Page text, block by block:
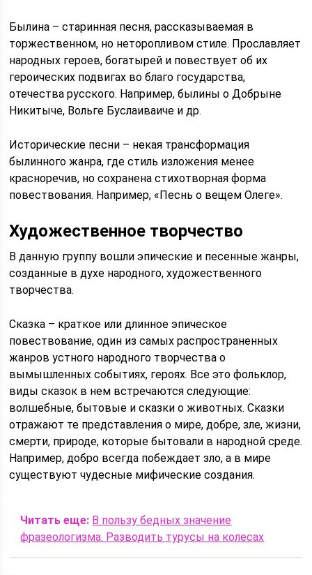
Былина – старинная песня, рассказываемая в
торжественном, но неторопливом стиле. Прославляет
народных героев, богатырей и повествует об их
героических подвигах во благо государства,
отечества русского. Например, былины о Добрыне
Никитыче, Вольге Буслаиваиче и др.
Исторические песни – некая трансформация
былинного жанра, где стиль изложения менее
красноречив, но сохранена стихотворная форма
повествования. Например, «Песнь о вещем Олеге».
Художественное творчество
В данную группу вошли эпические и песенные жанры,
созданные в духе народного, художественного
творчества.
Сказка – краткое или длинное эпическое
повествование, один из самых распространенных
жанров устного народного творчества о
вымышленных событиях, героях. Все это фольклор,
виды сказок в нем встречаются следующие:
волшебные, бытовые и сказки о животных. Сказки
отражают те представления о мире, добре, зле, жизни,
смерти, природе, которые бытовали в народной среде.
Например, добро всегда побеждает зло, а в мире
существуют чудесные мифические создания.
Читать еще: В пользу бедных значение
фразеологизма. Разводить турусы на колесах